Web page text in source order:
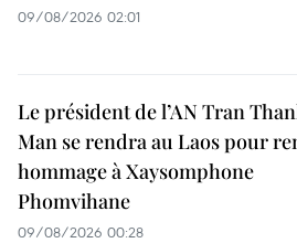
09/08/2026 02:01
Le président de l’AN Tran
Man se rendra au Laos pour
hommage à Xaysomphone
Phomvihane
09/08/2026 00:28